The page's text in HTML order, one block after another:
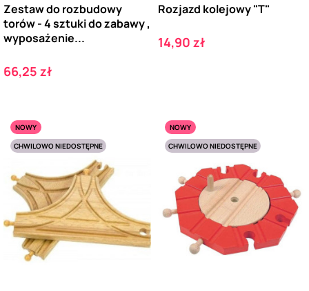
Zestaw do rozbudowy
torów - 4 sztuki do zabawy ,
wyposażenie...
Cena
66,25 zł
Rozjazd kolejowy "T"
Cena
14,90 zł
NOWY
CHWILOWO NIEDOSTĘPNE
NOWY
CHWILOWO NIEDOSTĘPNE